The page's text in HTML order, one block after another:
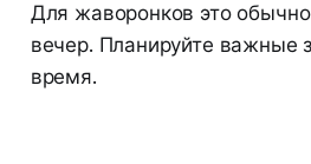
Для жаворонков это
вечер. Планируйте важные
время.